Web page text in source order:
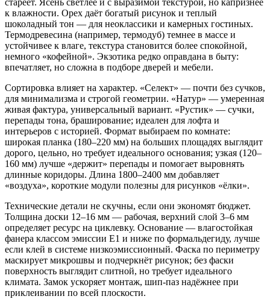
стареет. Ясень светлее и с выразимой текстурой, но капризнее
к влажности. Орех даёт богатый рисунок и теплый
шоколадный тон — для неоклассики и камерных гостиных.
Термодревесина (например, термодуб) темнее в массе и
устойчивее к влаге, текстура становится более спокойной,
немного «кофейной». Экзотика редко оправдана в быту:
впечатляет, но сложна в подборе дверей и мебели.
Сортировка влияет на характер. «Селект» — почти без сучков,
для минимализма и строгой геометрии. «Натур» — умеренная
живая фактура, универсальный вариант. «Рустик» — сучки,
перепады тона, браширование; идеален для лофта и
интерьеров с историей. Формат выбираем по комнате:
широкая планка (180–220 мм) на больших площадях выглядит
дорого, цельно, но требует идеального основания; узкая (120–
160 мм) лучше «держит» перепады и помогает выровнять
длинные коридоры. Длина 1800–2400 мм добавляет
«воздуха», короткие модули полезны для рисунков «ёлки».
Технические детали не скучны, если они экономят бюджет.
Толщина доски 12–16 мм — рабочая, верхний слой 3–6 мм
определяет ресурс на циклевку. Основание — влагостойкая
фанера классом эмиссии Е1 и ниже по формальдегиду, лучше
если клей в системе низкоэмиссионный. Фаска по периметру
маскирует микрошвы и подчеркнёт рисунок; без фаски
поверхность выглядит слитной, но требует идеального
климата. Замок ускоряет монтаж, шип‑паз надёжнее при
приклеивании по всей плоскости.